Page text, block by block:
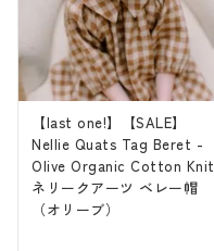
【last one!】【SALE】
Nellie Quats Tag Beret -
Olive Organic Cotton Knit
ネリークアーツ ベレー帽
（オリーブ）